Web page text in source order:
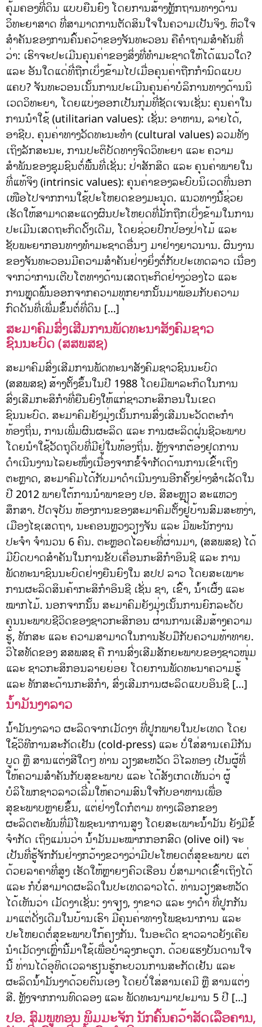
ຄຸ້ມຄອງທີ່ດິນ ແບບຍືນຍົງ ໂດຍການສ້າງຫຼັກຖານທາງດ້ານ
ວິທະຍາສາດ ທີ່ສາມາດການຕັດສິນໃຈໃນຄວາມເປັນຈິງ. ຫົວໃຈ
ສໍາຄັນຂອງການຄົ້ນຄວ້າຂອງຈັນທະວອນ ຄືຄຳຖາມສຳຄັນທີ່
ວ່າ: ເຮົາຈະປະເມີນຄຸນຄ່າຂອງສິ່ງທີ່ທໍາມະຊາດໃຫ້ໄດ້ແນວໃດ?
ແລະ ອັນໃດແດ່ທີ່ຖືກເບິ່ງຂ້າມໄປເມື່ອຄຸນຄ່າຖືກກຳນົດແບບ
ແຄບ? ຈັນທະວອນເນັ້ນການປະເມີນຄຸນຄ່າບໍລິການທາງດ້ານນິ
ເວດວິທະຍາ, ໂດຍແບ່ງອອກເປັນກຸ່ມທີ່ຊັດເຈນເຊັ່ນ: ຄຸນຄ່າໃນ
ການນໍາໃຊ້ (utilitarian values): ເຊັ່ນ: ອາຫານ, ລາຍໄດ້,
ອາຊີບ. ຄຸນຄ່າທາງວັດທະນະທຳ (cultural values) ລວມທັງ
ເຖິງລັກສະນະ, ການປະຕິບັດທາງຈິດວິທະຍາ ແລະ ຄວາມ
ສຳພັນຂອງຊຸມຊົນຕໍ່ພື້ນທີ່ເຊັ່ນ: ປ່າສັກສິດ ແລະ ຄຸນຄ່າພາຍໃນ
ທີ່ແທ້ຈິງ (intrinsic values): ຄຸນຄ່າຂອງລະບົບນິເວດທີ່ນອກ
ເໜືອໄປຈາກການໃຊ້ປະໂຫຍດຂອງມະນຸດ. ແນວທາງນີ້ຊ່ວຍ
ເຮັດໃຫ້ສາມາດສະແດງຜົນປະໂຫຍດທີ່ມັກຖືກເບີ່ງຂ້າມໃນການ
ປະເມີນເສດຖະກິດດັ້ງເດີມ, ໂດຍຊ່ວຍປົກປ້ອງປ່າໄມ້ ແລະ
ຊັບພະຍາກອນທາງທໍາມະຊາດອື່ນໆ ມາຢ່າງຍາວນານ. ຜົນງານ
ຂອງຈັນທະວອນມີຄວາມສໍາຄັນຢ່າງຍິ່ງຕໍ່ກັບປະເທດລາວ ເນື່ອງ
ຈາກວ່າການເຕີບໂຕທາງດ້ານເສດຖະກິດຢ່າງວ່ອງໄວ ແລະ
ການຫຼຸດພົ້ນອອກຈາກຄວາມທຸກຍາກນັ້ນມາພ້ອມກັບຄວາມ
ກົດດັນທີ່ເພີ່ມຂຶ້ນຕໍ່ທີ່ດິນ […]
ສະມາຄົມສົ່ງເສີມການພັດທະນາສັງຄົມຊາວ
ຊົນນະບົດ (ສສພສຊ)
ສະມາຄົມສົ່ງເສີມການພັດທະນາສັງຄົມຊາວຊົນນະບົດ
(ສສພສຊ) ສ້າງຕັ້ງຂຶ້ນໃນປີ 1988 ໂດຍມີພາລະກິດໃນການ
ສົ່ງເສີມກະສິກຳທີ່ຍືນຍົງໃຫ້ແກ່ຊາວກະສິກອນໃນເຂດ
ຊົນນະບົດ. ສະມາຄົມຍັງມຸ່ງເນັ້ນການສົ່ງເສີມນະວັດຕະກຳ
ທ້ອງຖິ່ນ, ການເພີ່ມຜົນຜະລິດ ແລະ ການຜະລິດຝຸ່ນຊີວະພາບ
ໂດຍນຳໃຊ້ວັດຖຸດິບທີ່ມີຢູ່ໃນທ້ອງຖິ່ນ. ຫຼັງຈາກຕ້ອງຢຸດການ
ດຳເນີນງານໄລຍະໜຶ່ງເນື່ອງຈາກຂໍ້ຈຳກັດດ້ານການເຂົ້າເຖິງ
ຕະຫຼາດ, ສະມາຄົມໄດ້ກັບມາດຳເນີນງານອີກຄັ້ງຢ່າງສຳເລັດໃນ
ປີ 2012 ພາຍໃຕ້ການນຳພາຂອງ ປອ. ສີສະຫຼຽວ ສະແຫວງ
ສຶກສາ. ປັດຈຸບັນ ຫ້ອງການຂອງສະມາຄົມຕັ້ງຢູ່ບ້ານສົມສະຫງ່າ,
ເມືອງໄຊເສດຖາ, ນະຄອນຫຼວງວຽງຈັນ ແລະ ມີພະນັກງານ
ປະຈຳ ຈຳນວນ 6 ຄົນ. ຕະຫຼອດໄລຍະທີ່ຜ່ານມາ, (ສສພສຊ) ໄດ້
ມີບົດບາດສຳຄັນໃນການຂັບເຄື່ອນກະສິກຳອິນຊີ ແລະ ການ
ພັດທະນາຊົນນະບົດຢ່າງຍືນຍົງໃນ ສປປ ລາວ ໂດຍສະເພາະ
ການຜະລິດສິນຄ້າກະສິກຳອິນຊີ ເຊັ່ນ ຊາ, ເຂົ້າ, ນ້ຳເຜິ້ງ ແລະ
ໝາກໄມ້. ນອກຈາກນັ້ນ ສະມາຄົມຍັງມຸ່ງເນັ້ນການຍົກລະດັບ
ຄຸນນະພາບຊີວິດຂອງຊາວກະສິກອນ ຜ່ານການເສີມສ້າງຄວາມ
ຮູ້, ທັກສະ ແລະ ຄວາມສາມາດໃນການຮັບມືກັບຄວາມທ້າທາຍ.
ວິໄສທັດຂອງ ສສພສຊ ຄື ການສົ່ງເສີມສັກຍະພາບຂອງຊາວໜຸ່ມ
ແລະ ຊາວກະສິກອນລາຍຍ່ອຍ ໂດຍການພັດທະນາຄວາມຮູ້
ແລະ ທັກສະດ້ານກະສິກຳ, ສົ່ງເສີມການຜະລິດແບບອິນຊີ […]
ນ້ຳມັນງາລາວ
ນ້ຳມັນງາລາວ ຜະລິດຈາກເມັດງາ ທີ່ປູກພາຍໃນປະເທດ ໂດຍ
ໃຊ້ວິທີການສະກັດເຢັນ (cold-press) ແລະ ບໍ່ໃສ່ສານເຄມີກັນ
ບູດ ຫຼື ສານແຕ່ງສີໃດໆ ທ່ານ ວຽງສະຫວັດ ວິໄລທອງ ເປັນຜູ້ທີ່
ໃຫ້ຄວາມສຳຄັນກັບສຸຂະພາບ ແລະ ໄດ້ສັງເກດເຫັນວ່າ ຜູ້
ບໍລິໂພກຊາວລາວເລີ່ມໃຫ້ຄວາມສົນໃຈກັບອາຫານເພື່ອ
ສຸຂະພາບຫຼາຍຂຶ້ນ, ແຕ່ຢ່າງໃດກໍຕາມ ທາງເລືອກຂອງ
ຜະລິດຕະພັນທີ່ມີໂພຊະນາການສູງ ໂດຍສະເພາະນ້ຳມັນ ຍັງມີຂໍ້
ຈຳກັດ ເຖິງແມ່ນວ່າ ນ້ຳມັນມະໝາກກອກສົດ (olive oil) ຈະ
ເປັນທີ່ຮູ້ຈັກກັນຢ່າງກວ້າງຂວາງວ່າມີປະໂຫຍດຕໍ່ສຸຂະພາບ ແຕ່
ດ້ວຍລາຄາທີ່ສູງ ເຮັດໃຫ້ຫຼາຍໆຄົວເຮືອນ ບໍ່ສາມາດເຂົ້າເຖິງໄດ້
ແລະ ກໍບໍ່ສາມາດຜະລິດໃນປະເທດລາວໄດ້. ທ່ານວຽງສະຫວັດ
ໄດ້ເຫັນວ່າ ເມັດງາເຊັ່ນ: ງາຈຽງ, ງາຂາວ ແລະ ງາດຳ ທີ່ປູກກັນ
ມາແຕ່ດັ່ງເດີມໃນບ້ານເຮົາ ມີຄຸນຄ່າທາງໂພຊະນາການ ແລະ
ປະໂຫຍດຕໍ່ສຸຂະພາບໃກ້ຄຽງກັນ. ໃນອະດີດ ຊາວລາວຍັງເຄີຍ
ນຳເມັດງາເຫຼົ່ານີ້ມາໃຊ້ເພື່ອບຳລຸງກະດູກ. ດ້ວຍແຮງບັນດານໃຈ
ນີ້ ທ່ານໄດ້ອຸທິດເວລາຮຽນຮູ້ກະບວນການສະກັດເຢັນ ແລະ
ຜະລິດນ້ຳມັນງາດ້ວຍຕົນເອງ ໂດຍບໍ່ໃສ່ສານເຄມີ ຫຼື ສານແຕ່ງ
ສີ. ຫຼັງຈາກການທົດລອງ ແລະ ພັດທະນາມາປະມານ 5 ປີ […]
ປອ. ສົມພູທອນ ພິມມະຈັກ ນັກຄົ້ນຄວ້າສັດເລືອຄານ,